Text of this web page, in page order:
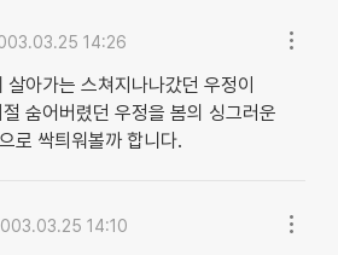
14:26
아가는 스쳐지나나갔던 우정이
숨어버렸던 우정을 봄의 싱그러운
로 싹틔워볼까 합니다.
14:10